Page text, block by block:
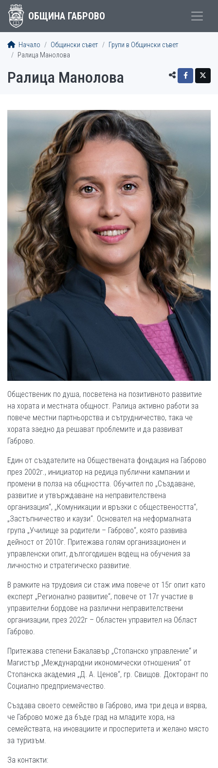
ОБЩИНА ГАБРОВО
Начало Общински съвет
Групи в Общински съвет
Ралица Манолова
Ралица Манолова
Общественик по душа, посветена на позитивното развитие
на хората и местната общност. Ралица активно работи за
повече местни партньорства и сътрудничество, така че
хората заедно да решават проблемите и да развиват
Габрово.
Един от създателите на Обществената фондация на Габрово
през 2002г., инициатор на редица публични кампании и
промени в полза на общността. Обучител по „Създаване,
развитие и утвърждаване на неправителствена
организация“, „Комуникации и връзки с обществеността“,
„Застъпничество и каузи“. Основател на неформалната
група „Училище за родители – Габрово“, която развива
дейност от 2010г. Притежава голям организационен и
управленски опит, дългогодишен водещ на обучения за
личностно и стратегическо развитие.
В рамките на трудовия си стаж има повече от 15г опит като
експерт „Регионално развитие“, повече от 17г участие в
управителни бордове на различни неправителствени
организации, през 2022г – Областен управител на Област
Габрово.
Притежава степени Бакалавър „Стопанско управление“ и
Магистър „Международни икономически отношения“ от
Стопанска академия „Д. А. Ценов“, гр. Свищов. Докторант по
Социално предприемачество.
Създава своето семейство в Габрово, има три деца и вярва,
че Габрово може да бъде град на младите хора, на
семействата, на иновациите и просперитета и желано място
за туризъм.
За контакти: